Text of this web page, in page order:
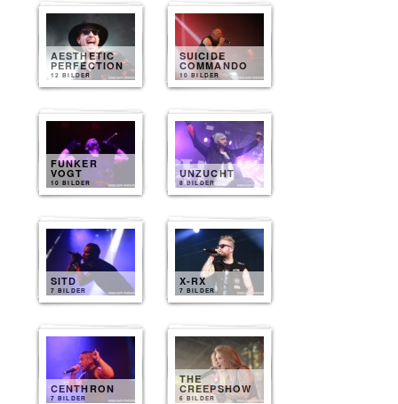
AESTHETIC
PERFECTION
12 BILDER
SUICIDE
COMMANDO
10 BILDER
FUNKER
VOGT
10 BILDER
UNZUCHT
8 BILDER
SITD
7 BILDER
X-RX
7 BILDER
CENTHRON
7 BILDER
THE
CREEPSHOW
6 BILDER